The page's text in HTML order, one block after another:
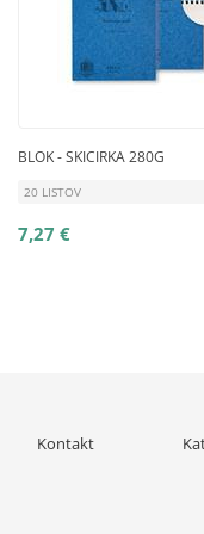
BLOK - SKICIRKA 280G
20 LISTOV
7,27 €
Kontakt